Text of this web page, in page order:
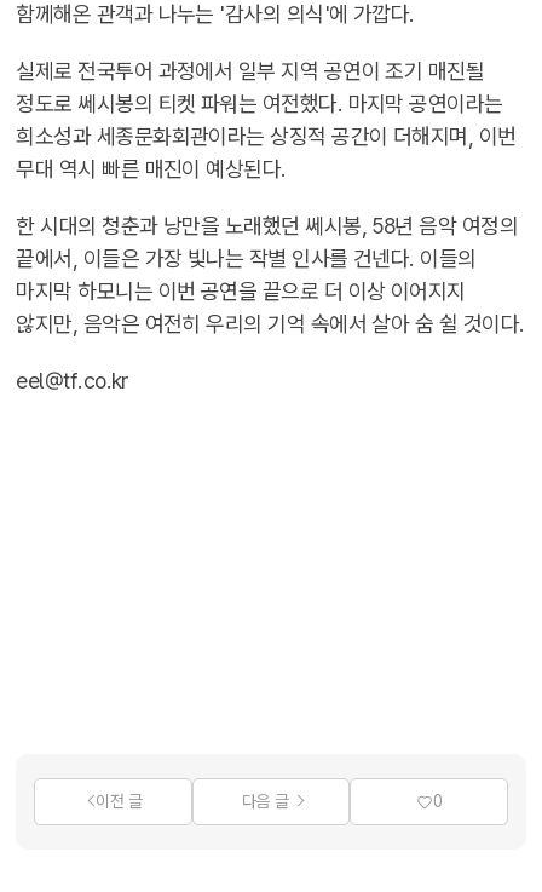
함께해온 관객과 나누는 '감사의 의식'에 가깝다.
실제로 전국투어 과정에서 일부 지역 공연이 조기 매진될
정도로 쎄시봉의 티켓 파워는 여전했다. 마지막 공연이라는
희소성과 세종문화회관이라는 상징적 공간이 더해지며, 이번
무대 역시 빠른 매진이 예상된다.
한 시대의 청춘과 낭만을 노래했던 쎄시봉, 58년 음악 여정의
끝에서, 이들은 가장 빛나는 작별 인사를 건넨다. 이들의
마지막 하모니는 이번 공연을 끝으로 더 이상 이어지지
않지만, 음악은 여전히 우리의 기억 속에서 살아 숨 쉴 것이다.
eel@tf.co.kr
이전 글 다음 글 0